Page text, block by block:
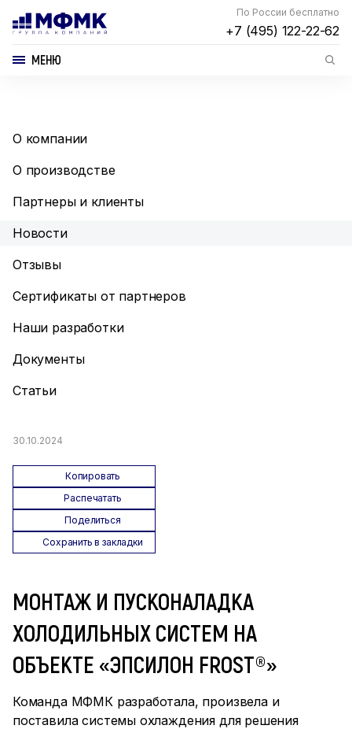
По России бесплатно
+7 (495) 122-22-62
МЕНЮ
О компании
О производстве
Партнеры и клиенты
Новости
Отзывы
Сертификаты от партнеров
Наши разработки
Документы
Статьи
30.10.2024
Копировать
Распечатать
Поделиться
Сохранить в закладки
МОНТАЖ И ПУСКОНАЛАДКА
ХОЛОДИЛЬНЫХ СИСТЕМ НА
ОБЪЕКТЕ «ЭПСИЛОН FROST®»
Команда МФМК разработала, произвела и
поставила системы охлаждения для решения